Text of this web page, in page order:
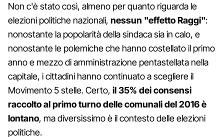
Non c'è stato così, almeno per quanto riguarda le
elezioni politiche nazionali, nessun "effetto Raggi":
nonostante la popolarità della sindaca sia in calo, e
nonostante le polemiche che hanno costellato il primo
anno e mezzo di amministrazione pentastellata nella
capitale, i cittadini hanno continuato a scegliere il
Movimento 5 stelle. Certo, il 35% dei consensi
raccolto al primo turno delle comunali del 2016 è
lontano, ma diversissimo è il contesto delle elezioni
politiche.